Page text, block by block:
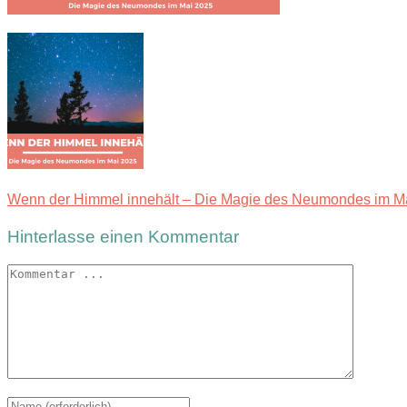
Wenn der Himmel innehält – Die Magie des Neumondes im
Hinterlasse einen Kommentar